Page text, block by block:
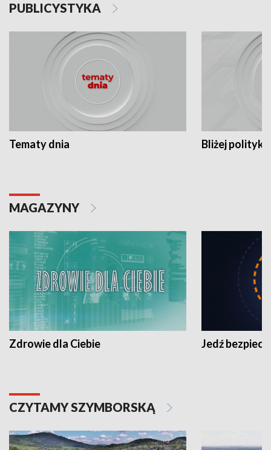
PUBLICYSTYKA
Tematy dnia Bliżej polityki
MAGAZYNY
Zdrowie dla Ciebie Jedź
CZYTAMY SZYMBORSKĄ